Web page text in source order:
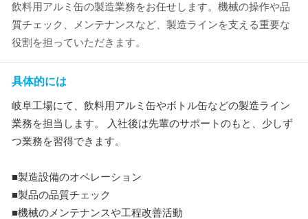
飲料用アルミ缶の製造業務をお任せします。機械の操作や品
質チェック、メンテナンスなど、製造ラインを支える重要な
役割を担っていただきます。
具体的には
岐阜工場にて、飲料用アルミ缶やボトル缶などの製造ライン
業務を担当します。 入社後は先輩のサポートのもと、少しず
つ業務を習得できます。
■製造設備のオペレーション
■製品の品質チェック
■機械のメンテナンスや工程改善活動